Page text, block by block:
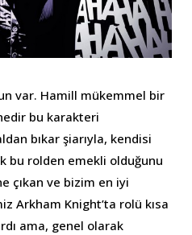
var. Hamill mükemmel bir
bu karakteri
bıkar şiarıyla, kendisi
bu rolden emekli olduğunu
çıkan ve bizim en iyi
Arkham Knight’ta rolü kısa
ama, genel olarak